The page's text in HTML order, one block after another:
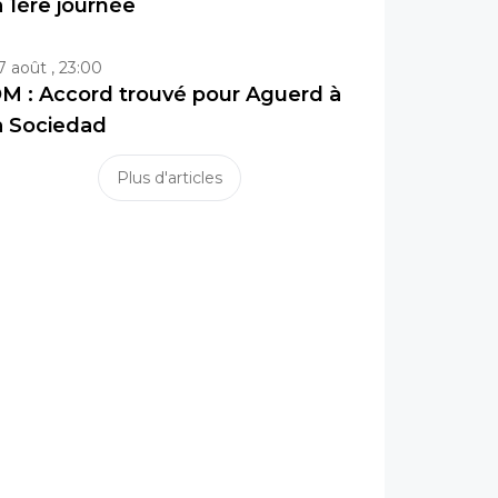
1ère journée
août , 23:00
: Accord trouvé pour Aguerd à
Sociedad
Plus d'articles